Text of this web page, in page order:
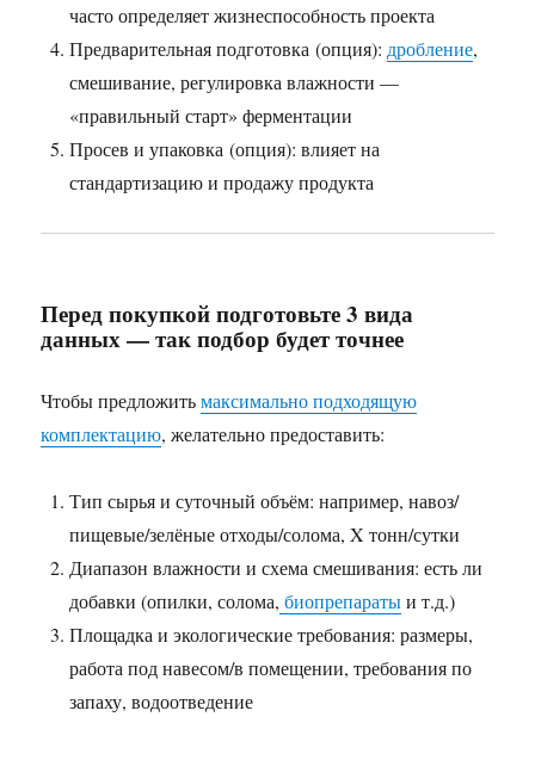
часто определяет жизнеспособность проекта
Предварительная подготовка (опция): дробление,
смешивание, регулировка влажности —
«правильный старт» ферментации
Просев и упаковка (опция): влияет на
стандартизацию и продажу продукта
Перед покупкой подготовьте 3 вида
данных — так подбор будет точнее
Чтобы предложитьмаксимально подходящую
комплектацию, желательно предоставить:
Тип сырья и суточный объём: например, навоз/
пищевые/зелёные отходы/солома, X тонн/сутки
Диапазон влажности и схема смешивания: есть ли
добавки (опилки, солома, биопрепаратыи т.д.)
Площадка и экологические требования: размеры,
работа под навесом/в помещении, требования по
запаху, водоотведение